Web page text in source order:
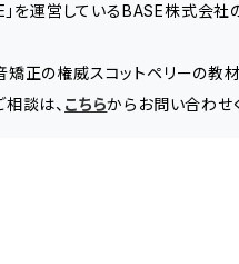
」を運営しているBASE株式会
矯正の権威スコットペリーの教
談は、 こちらからお問い合わせ